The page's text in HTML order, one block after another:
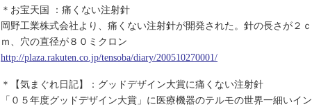
＊お宝天国 ：痛くない注射針
岡野工業株式会社より、痛くない注射針が開発された。針の長さが２ｃ
ｍ、穴の直径が８０ミクロン
http://plaza.rakuten.co.jp/tensoba/diary/200510270001/
＊【気まぐれ日記】：グッドデザイン大賞に痛くない注射針
「０５年度グッドデザイン大賞」に医療機器のテルモの世界一細いイン